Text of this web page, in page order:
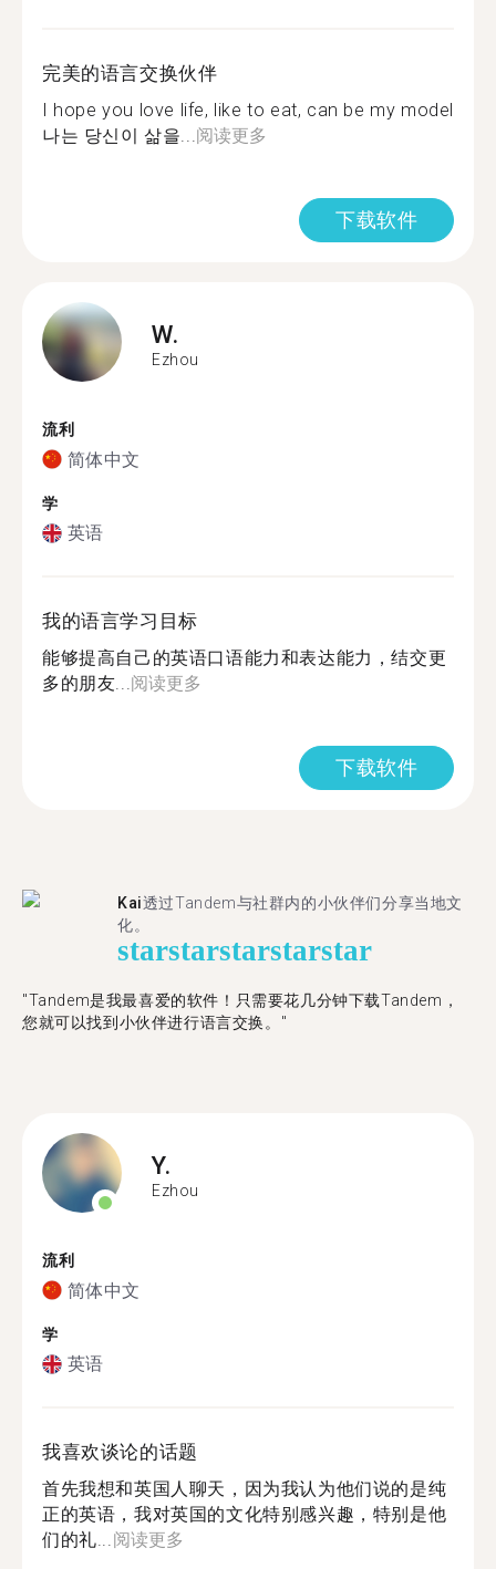
完美的语言交换伙伴
I hope you love life, like to eat, can be my model
나는 당신이 삶을...阅读更多
下载软件
W.
Ezhou
流利
简体中文
学
英语
我的语言学习目标
能够提高自己的英语口语能力和表达能力，结交更
多的朋友...阅读更多
下载软件
Kai透过Tandem与社群内的小伙伴们分享当地文
化。
starstarstarstarstar
"Tandem是我最喜爱的软件！只需要花几分钟下载Tandem，
您就可以找到小伙伴进行语言交换。"
Y.
Ezhou
流利
简体中文
学
英语
我喜欢谈论的话题
首先我想和英国人聊天，因为我认为他们说的是纯
正的英语，我对英国的文化特别感兴趣，特别是他
们的礼...阅读更多